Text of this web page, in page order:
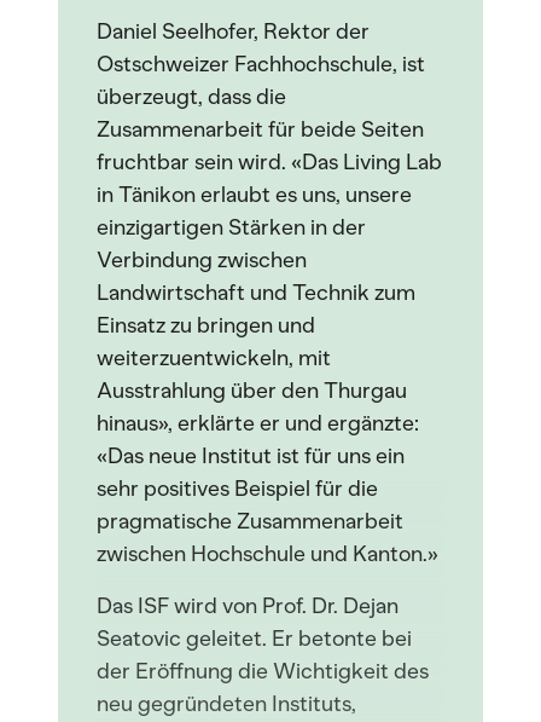
Daniel Seelhofer, Rektor der
Ostschweizer Fachhochschule, ist
überzeugt, dass die
Zusammenarbeit für beide Seiten
fruchtbar sein wird. «Das Living Lab
in Tänikon erlaubt es uns, unsere
einzigartigen Stärken in der
Verbindung zwischen
Landwirtschaft und Technik zum
Einsatz zu bringen und
weiterzuentwickeln, mit
Ausstrahlung über den Thurgau
hinaus», erklärte er und ergänzte:
«Das neue Institut ist für uns ein
sehr positives Beispiel für die
pragmatische Zusammenarbeit
zwischen Hochschule und Kanton.»
Das ISF wird von Prof. Dr. Dejan
Seatovic geleitet. Er betonte bei
der Eröffnung die Wichtigkeit des
neu gegründeten Instituts,